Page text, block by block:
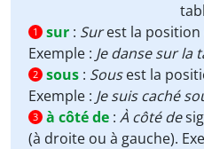
1 sur : Surest la position
Exemple : Je danse sur la
2 sous : Sousest la
Exemple : Je suis caché
3 à côté de : À côté de
(à droite ou à gauche).